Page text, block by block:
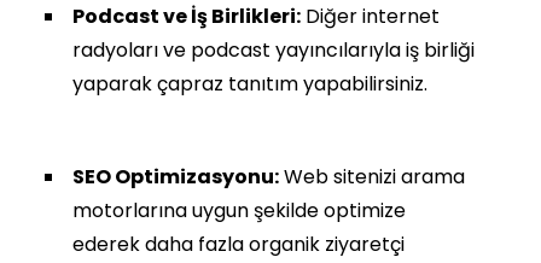
Podcast ve İş Birlikleri: Diğer internet
radyoları ve podcast yayıncılarıyla iş birliği
yaparak çapraz tanıtım yapabilirsiniz.
SEO Optimizasyonu:Web sitenizi arama
motorlarına uygun şekilde optimize
ederek daha fazla organik ziyaretçi